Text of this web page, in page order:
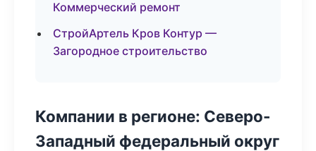
Коммерческий ремонт
СтройАртель Кров Контур —
Загородное строительство
Компании в регионе: Северо-
Западный федеральный округ